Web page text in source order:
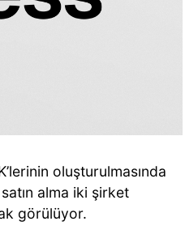
oluşturulmasında
alma iki şirket
görülüyor.